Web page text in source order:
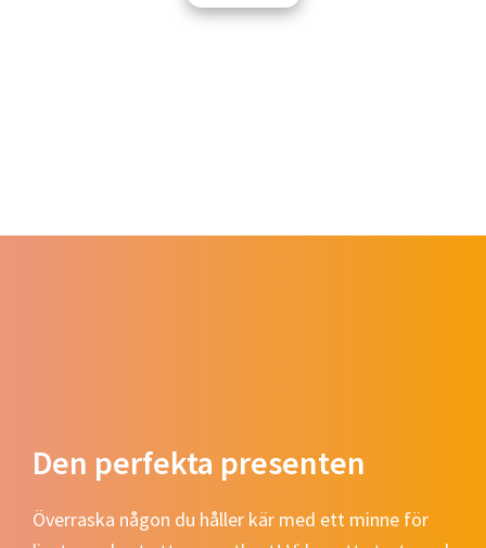
Den perfekta presenten
Överraska någon du håller kär med ett minne för